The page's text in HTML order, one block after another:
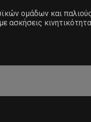
ομάδων και
ασκήσεις